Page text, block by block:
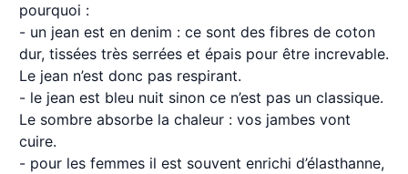
pourquoi :
- un jean est en denim : ce sont des fibres de coton
dur, tissées très serrées et épais pour être increvable.
Le jean n’est donc pas respirant.
- le jean est bleu nuit sinon ce n’est pas un classique.
Le sombre absorbe la chaleur : vos jambes vont
cuire.
- pour les femmes il est souvent enrichi d’élasthanne,